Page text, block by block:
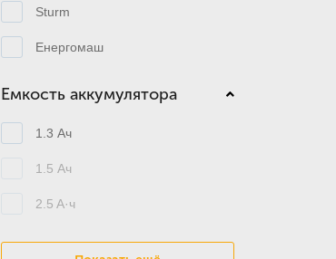
Sturm
Енергомаш
Емкость аккумулятора
1.3 Ач
1.5 Ач
2.5 A·ч